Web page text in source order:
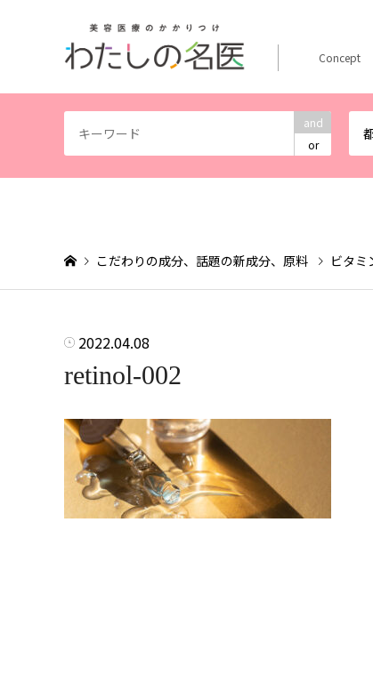
and
or
Concept
こだわりの成分、話題の新成分、原料 ビタ
2022.04.08
retinol-002